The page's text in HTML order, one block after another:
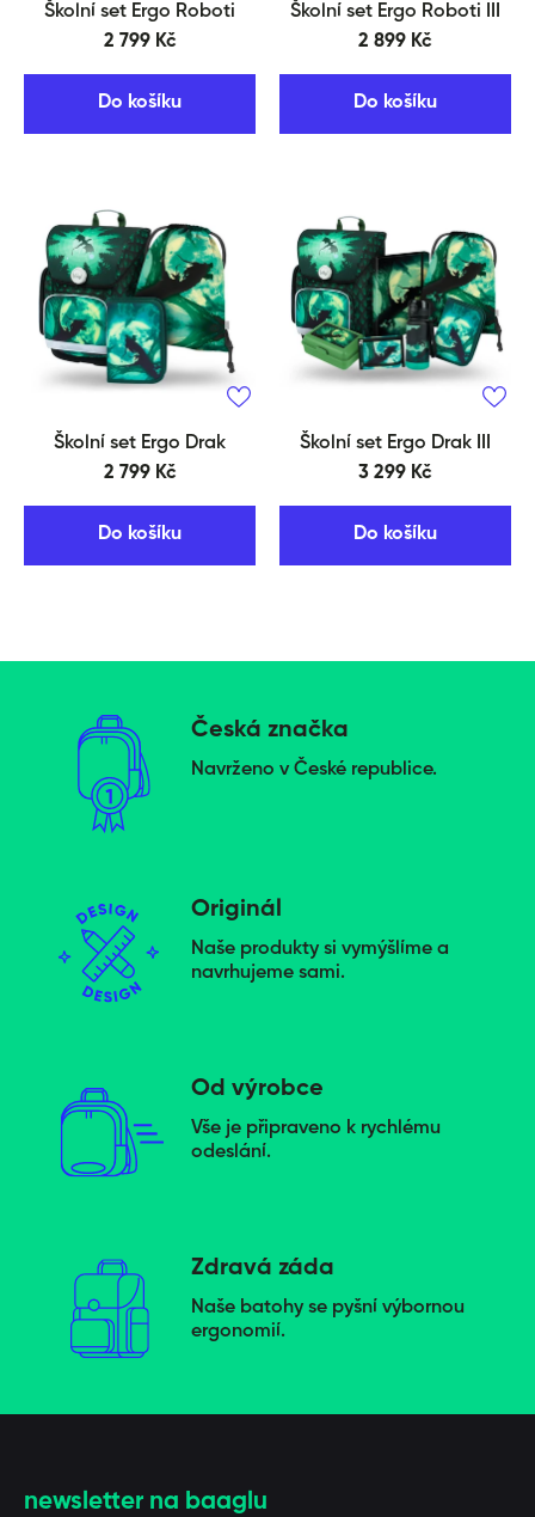
Školní set Ergo Roboti
2 799 Kč
Do košíku
Školní set Ergo Roboti III
2 899 Kč
Do košíku
Školní set Ergo Drak
2 799 Kč
Do košíku
Školní set Ergo Drak III
3 299 Kč
Do košíku
Česká značka
Navrženo v České republice.
Originál
Naše produkty si vymýšlíme a
navrhujeme sami.
Od výrobce
Vše je připraveno k rychlému
odeslání.
Zdravá záda
Naše batohy se pyšní výbornou
ergonomií.
newsletter na baaglu